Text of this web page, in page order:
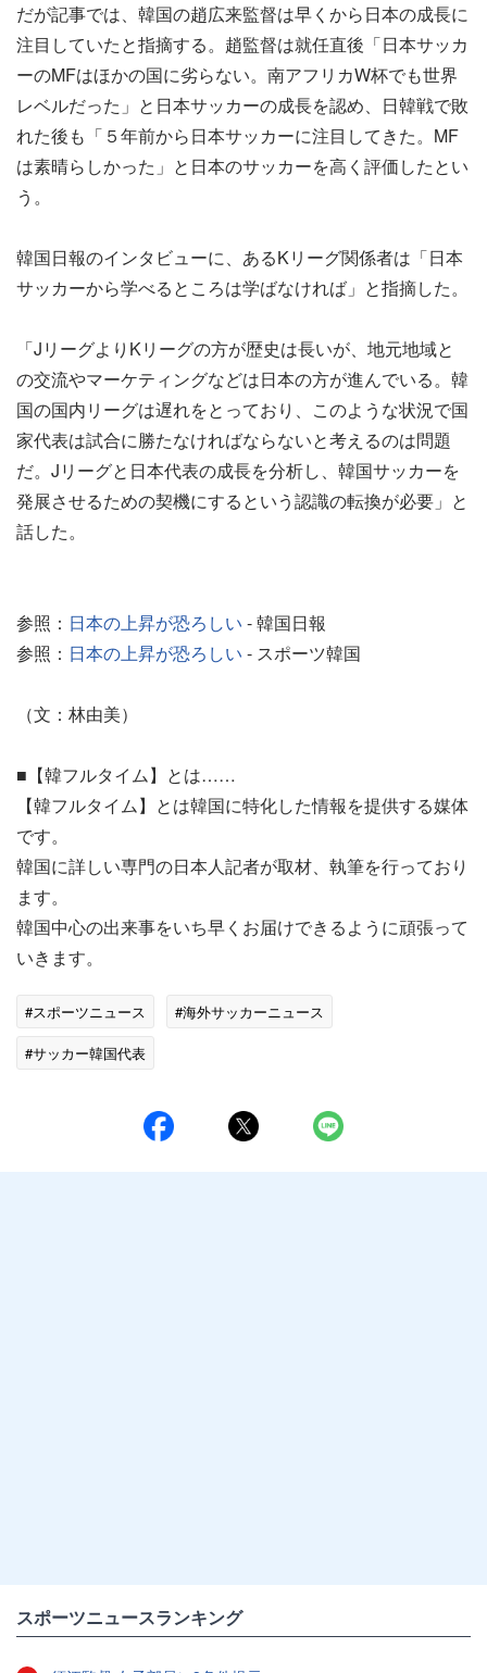
だが記事では、韓国の趙広来監督は早くから日本の成長に
注目していたと指摘する。趙監督は就任直後「日本サッカ
ーのMFはほかの国に劣らない。南アフリカW杯でも世界
レベルだった」と日本サッカーの成長を認め、日韓戦で敗
れた後も「５年前から日本サッカーに注目してきた。MF
は素晴らしかった」と日本のサッカーを高く評価したとい
う。
韓国日報のインタビューに、あるKリーグ関係者は「日本
サッカーから学べるところは学ばなければ」と指摘した。
「JリーグよりKリーグの方が歴史は長いが、地元地域と
の交流やマーケティングなどは日本の方が進んでいる。韓
国の国内リーグは遅れをとっており、このような状況で国
家代表は試合に勝たなければならないと考えるのは問題
だ。Jリーグと日本代表の成長を分析し、韓国サッカーを
発展させるための契機にするという認識の転換が必要」と
話した。
参照： 日本の上昇が恐ろしい - 韓国日報
参照： 日本の上昇が恐ろしい - スポーツ韓国
（文：林由美）
■【韓フルタイム】とは……
【韓フルタイム】とは韓国に特化した情報を提供する媒体
です。
韓国に詳しい専門の日本人記者が取材、執筆を行っており
ます。
韓国中心の出来事をいち早くお届けできるように頑張って
いきます。
#スポーツニュース
#海外サッカーニュース
#サッカー韓国代表
スポーツニュースランキング